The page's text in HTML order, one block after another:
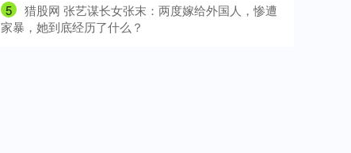
5
​猎股网 张艺谋长女张末：两度嫁给外国人，惨遭
家暴，她到底经历了什么？